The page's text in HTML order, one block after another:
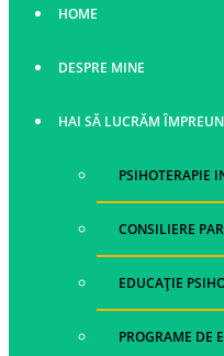
HOME
DESPRE MINE
HAI SĂ LUCRĂM
PSIHOTERAPIE
CONSILIERE
EDUCAȚIE
PROGRAME DE